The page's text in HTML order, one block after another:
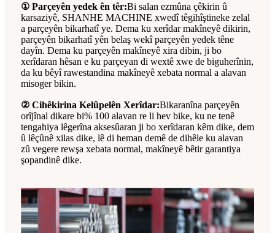
① Parçeyên yedek ên têr:Bi salan ezmûna çêkirin û
karsaziyê, SHANHE MACHINE xwedî têgihîştineke zelal
a parçeyên bikarhatî ye. Dema ku xerîdar makîneyê dikirin,
parçeyên bikarhatî yên belaş wekî parçeyên yedek têne
dayîn. Dema ku parçeyên makîneyê xira dibin, ji bo
xerîdaran hêsan e ku parçeyan di wextê xwe de biguherînin,
da ku bêyî rawestandina makîneyê xebata normal a alavan
misoger bikin.
② Cihêkirina Kelûpelên Xerîdar:Bikaranîna parçeyên
orîjînal dikare bi% 100 alavan re li hev bike, ku ne tenê
tengahiya lêgerîna aksesûaran ji bo xerîdaran kêm dike, dem
û lêçûnê xilas dike, lê di heman demê de dihêle ku alavan
zû vegere rewşa xebata normal, makîneyê bêtir garantiya
şopandinê dike.